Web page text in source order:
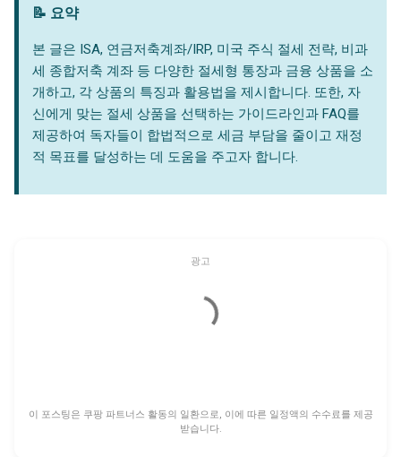
📝 요약
본 글은 ISA, 연금저축계좌/IRP, 미국 주식 절세 전략, 비과
세 종합저축 계좌 등 다양한 절세형 통장과 금융 상품을 소
개하고, 각 상품의 특징과 활용법을 제시합니다. 또한, 자
신에게 맞는 절세 상품을 선택하는 가이드라인과 FAQ를
제공하여 독자들이 합법적으로 세금 부담을 줄이고 재정
적 목표를 달성하는 데 도움을 주고자 합니다.
광고
이 포스팅은 쿠팡 파트너스 활동의 일환으로, 이에 따른 일정액의 수수료를 제공
받습니다.